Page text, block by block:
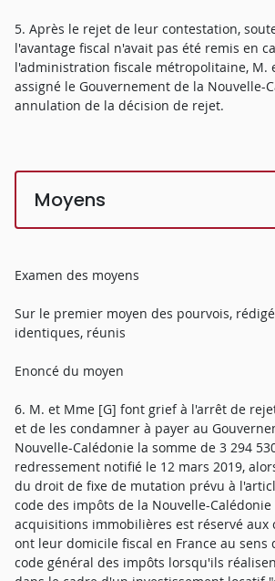
5. Après le rejet de leur contestation,
l'avantage fiscal n'avait pas été remis en
l'administration fiscale métropolitaine, M.
assigné le Gouvernement de la Nouvelle-
annulation de la décision de rejet.
Moyens
Examen des moyens
Sur le premier moyen des pourvois,
identiques, réunis
Enoncé du moyen
6. M. et Mme [G] font grief à l'arrêt de
et de les condamner à payer au
Nouvelle-Calédonie la somme de 3 294
redressement notifié le 12 mars 2019,
du droit de fixe de mutation prévu à
code des impôts de la Nouvelle-
acquisitions immobilières est réservé
ont leur domicile fiscal en France au sens
code général des impôts lorsqu'ils